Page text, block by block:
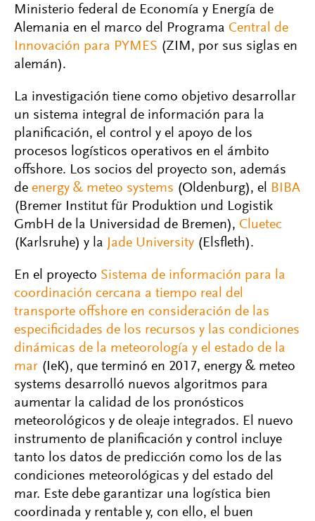
Ministerio federal de Economía y Energía de
Alemania en el marco del Programa Central de
Innovación para PYMES (ZIM, por sus siglas en
alemán).
La investigación tiene como objetivo desarrollar
un sistema integral de información para la
planificación, el control y el apoyo de los
procesos logísticos operativos en el ámbito
offshore. Los socios del proyecto son, además
de energy & meteo systems (Oldenburg), el BIBA
(Bremer Institut für Produktion und Logistik
GmbH de la Universidad de Bremen), Cluetec
(Karlsruhe) y la Jade University (Elsfleth).
En el proyecto Sistema de información para la
coordinación cercana a tiempo real del
transporte offshore en consideración de las
especificidades de los recursos y las condiciones
dinámicas de la meteorología y el estado de la
mar (IeK), que terminó en 2017, energy & meteo
systems desarrolló nuevos algoritmos para
aumentar la calidad de los pronósticos
meteorológicos y de oleaje integrados. El nuevo
instrumento de planificación y control incluye
tanto los datos de predicción como los de las
condiciones meteorológicas y del estado del
mar. Este debe garantizar una logística bien
coordinada y rentable y, con ello, el buen